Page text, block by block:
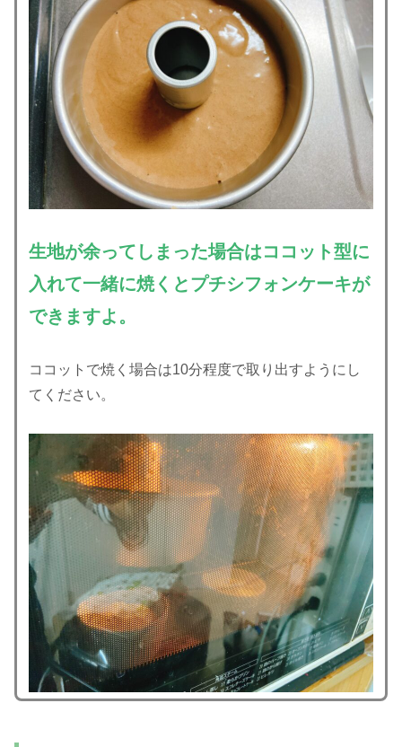
生地が余ってしまった場合はココット型に
入れて一緒に焼くとプチシフォンケーキが
できますよ。
ココットで焼く場合は10分程度で取り出すようにし
てください。